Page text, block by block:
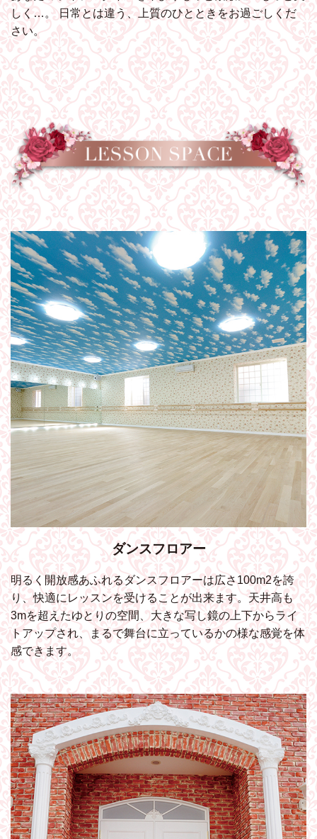
しく…。日常とは違う、上質のひとときをお過ごしくだ
さい。
ダンスフロアー
明るく開放感あふれるダンスフロアーは広さ100m2を誇
り、快適にレッスンを受けることが出来ます。天井高も
3mを超えたゆとりの空間、大きな写し鏡の上下からライ
トアップされ、まるで舞台に立っているかの様な感覚を体
感できます。